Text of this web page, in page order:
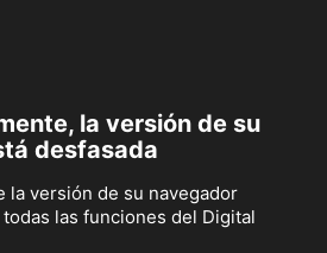
la versión de su
desfasada
la versión de su navegador
las funciones del Digital